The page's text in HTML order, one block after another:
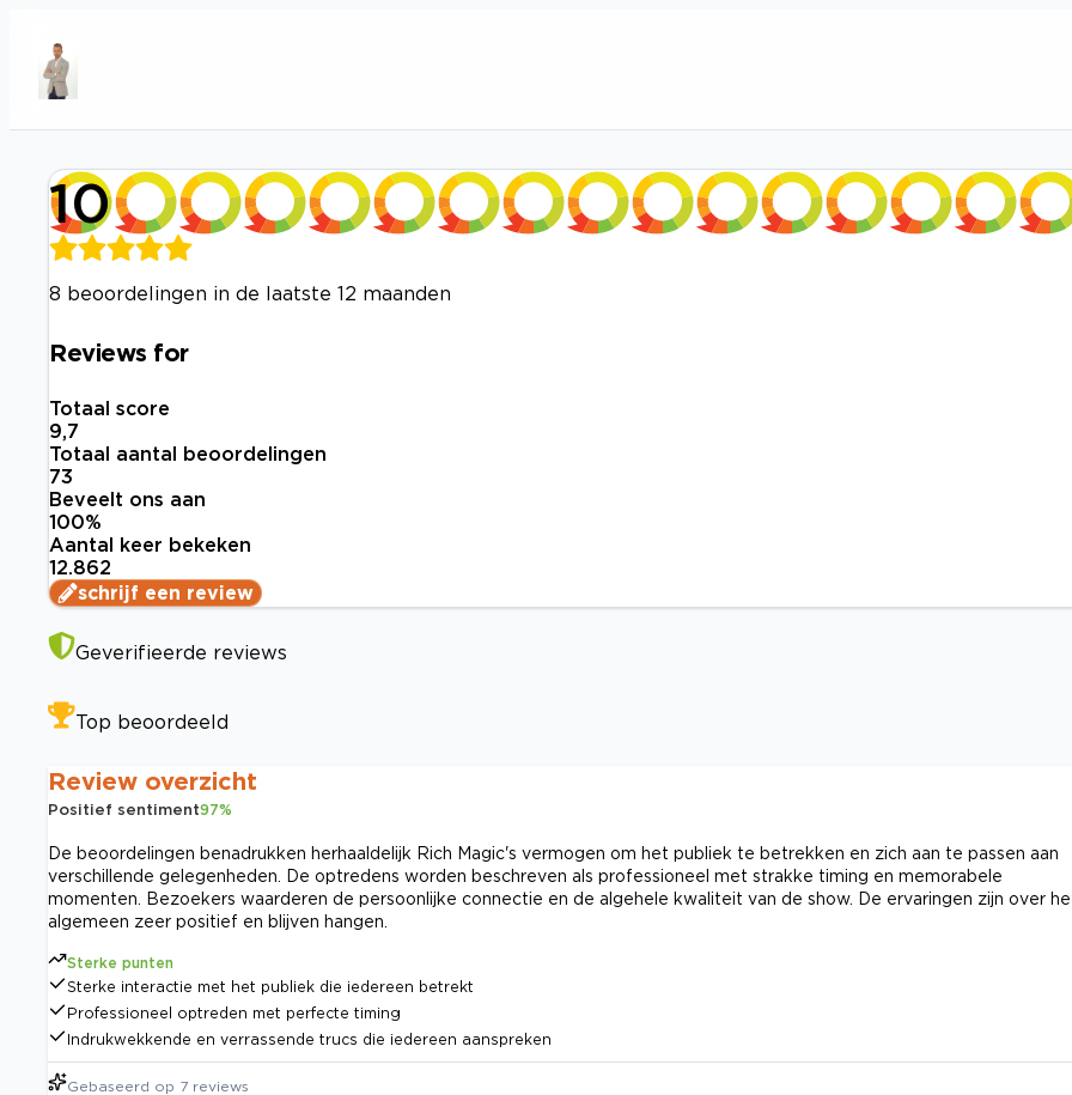
10
8 beoordelingen in de laatste 12 maanden
Reviews for
Totaal score
9,7
Totaal aantal beoordelingen
73
Beveelt ons aan
100%
Aantal keer bekeken
12.862
schrijf een review
Geverifieerde reviews
Top beoordeeld
Review overzicht
Positief sentiment97%
De beoordelingen benadrukken herhaaldelijk Rich Magic's vermogen om het publiek te betrekken en zich aan te passen aan
verschillende gelegenheden. De optredens worden beschreven als professioneel met strakke timing en memorabele
momenten. Bezoekers waarderen de persoonlijke connectie en de algehele kwaliteit van de show. De ervaringen zijn over
algemeen zeer positief en blijven hangen.
Sterke punten
Sterke interactie met het publiek die iedereen betrekt
Professioneel optreden met perfecte timing
Indrukwekkende en verrassende trucs die iedereen aanspreken
Gebaseerd op 7 reviews